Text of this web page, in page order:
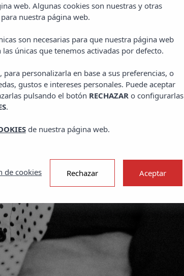
web. Algunas cookies son nuestras y otras
nuestra página web.
son necesarias para que nuestra página web
únicas que tenemos activadas por defecto.
personalizarla en base a sus preferencias, o
gustos e intereses personales. Puede aceptar
pulsando el botón RECHAZARo configurarlas
.
de nuestra página web.
de cookies Rechazar Aceptar